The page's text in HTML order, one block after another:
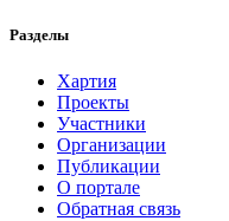
Разделы
Хартия
Проекты
Участники
Организации
Публикации
О портале
Обратная связь